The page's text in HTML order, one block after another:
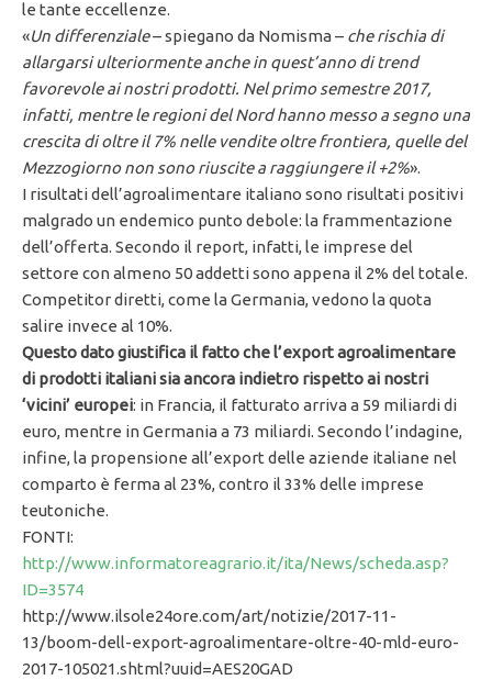
le tante eccellenze.
«Un differenziale– spiegano da Nomisma – che rischia di
allargarsi ulteriormente anche in quest’anno di trend
favorevole ai nostri prodotti. Nel primo semestre 2017,
infatti, mentre le regioni del Nord hanno messo a segno una
crescita di oltre il 7% nelle vendite oltre frontiera, quelle del
Mezzogiorno non sono riuscite a raggiungere il +2%».
I risultati dell’agroalimentare italiano sono risultati positivi
malgrado un endemico punto debole: la frammentazione
dell’offerta. Secondo il report, infatti, le imprese del
settore con almeno 50 addetti sono appena il 2% del totale.
Competitor diretti, come la Germania, vedono la quota
salire invece al 10%.
Questo dato giustifica il fatto che l’export agroalimentare
di prodotti italiani sia ancora indietro rispetto ai nostri
‘vicini’ europei: in Francia, il fatturato arriva a 59 miliardi di
euro, mentre in Germania a 73 miliardi. Secondo l’indagine,
infine, la propensione all’export delle aziende italiane nel
comparto è ferma al 23%, contro il 33% delle imprese
teutoniche.
FONTI:
http://www.informatoreagrario.it/ita/News/scheda.asp?
ID=3574
http://www.ilsole24ore.com/art/notizie/2017-11-
13/boom-dell-export-agroalimentare-oltre-40-mld-euro-
2017-105021.shtml?uuid=AES20GAD